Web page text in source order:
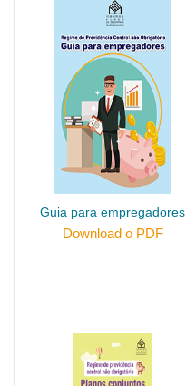
Guia para empregadores
Download o PDF